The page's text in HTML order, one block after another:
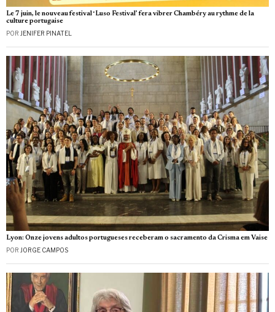
Le 7 juin, le nouveau festival ‘Luso Festival’ fera vibrer Chambéry au rythme de la
culture portugaise
POR JENIFER PINATEL
Lyon: Onze jovens adultos portugueses receberam o sacramento da Crisma em Vaise
POR JORGE CAMPOS